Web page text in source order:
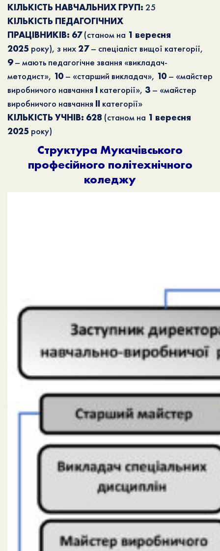
КІЛЬКІСТЬ НАВЧАЛЬНИХ ГРУП: 25
КІЛЬКІСТЬ ПЕДАГОГІЧНИХ
ПРАЦІВНИКІВ: 67(станом на 1 вересня
2025 року), з них 27– спеціаліст вищої категорії,
9– мають педагогічне звання «викладач-
методист», 10 – «старший викладач», 10 – «майстер
виробничого навчання І категорії», 3 – «майстер
виробничого навчання ІІ категорії»
КІЛЬКІСТЬ УЧНІВ: 628 (станом на 1 вересня
2025 року)
Структура Мукачівського
професійного політехнічного
коледжу